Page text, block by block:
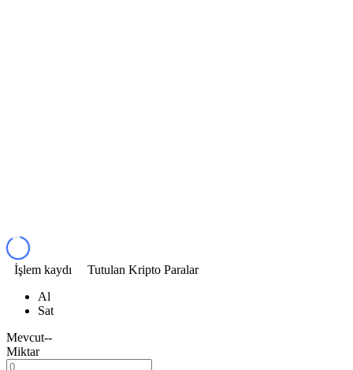
İşlem kaydı
Tutulan Kripto Paralar
Al
Sat
Mevcut--
Miktar